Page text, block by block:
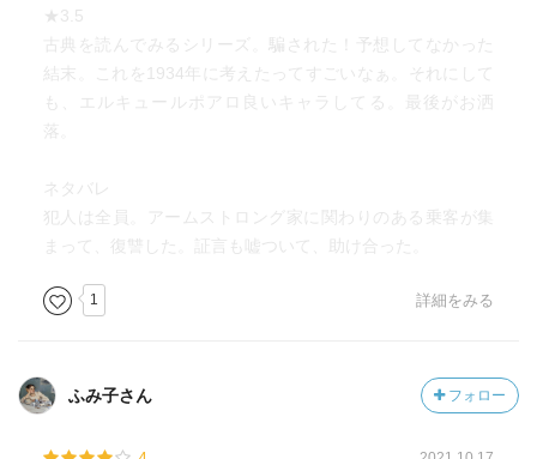
★3.5
古典を読んでみるシリーズ。騙された！予想してなかった
結末。これを1934年に考えたってすごいなぁ。それにして
も、エルキュールポアロ良いキャラしてる。最後がお洒
落。
ネタバレ
犯人は全員。アームストロング家に関わりのある乗客が集
まって、復讐した。証言も嘘ついて、助け合った。
1 詳細をみる
ふみ子さん フォロー